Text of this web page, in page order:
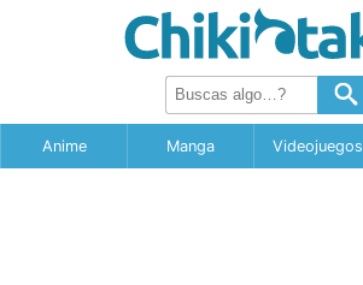
Anime Manga Videojuegos